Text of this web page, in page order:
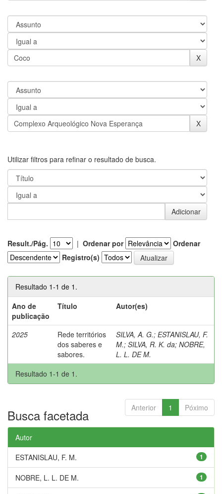
Utilizar filtros para refinar o resultado de busca.
Result./Pág. | Ordenar por
Ordenar
Registro(s)
Resultado 1-1 de 1.
Ano de
publicação
Título Autor(es)
2025
Rede territórios
dos saberes e
sabores.
SILVA, A. G.; ESTANISLAU, F.
M.; SILVA, R. K. da; NOBRE,
L. L. DE M.
Resultado 1-1 de 1.
Anterior 1 Póximo
Busca facetada
Autor
1
ESTANISLAU, F. M.
1
NOBRE, L. L. DE M.